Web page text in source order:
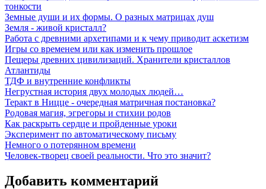
тонкости
Земные души и их формы. О разных матрицах душ
Земля - живой кристалл?
Работа с древними архетипами и к чему приводит аскетизм
Игры со временем или как изменить прошлое
Пещеры древних цивилизаций. Хранители кристаллов
Атлантиды
ТДФ и внутренние конфликты
Негрустная история двух молодых людей…
Теракт в Ницце - очередная матричная постановка?
Родовая магия, эгрегоры и стихии родов
Как раскрыть сердце и пройденные уроки
Эксперимент по автоматическому письму
Немного о потерянном времени
Человек-творец своей реальности. Что это значит?
Добавить комментарий